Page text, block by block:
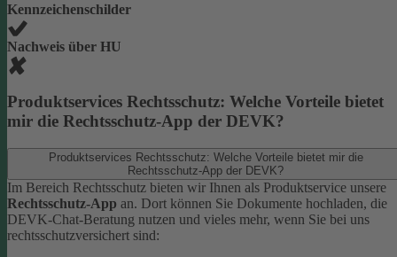
Kennzeichenschilder
Nachweis über HU
Produktservices Rechtsschutz: Welche Vorteile bietet
mir die Rechtsschutz-App der DEVK?
Produktservices Rechtsschutz: Welche Vorteile bietet mir die
Rechtsschutz-App der DEVK?
Im Bereich Rechtsschutz bieten wir Ihnen als Produktservice unsere
Rechtsschutz-App an. Dort können Sie Dokumente hochladen, die
DEVK-Chat-Beratung nutzen und vieles mehr, wenn Sie bei uns
rechtsschutzversichert sind: